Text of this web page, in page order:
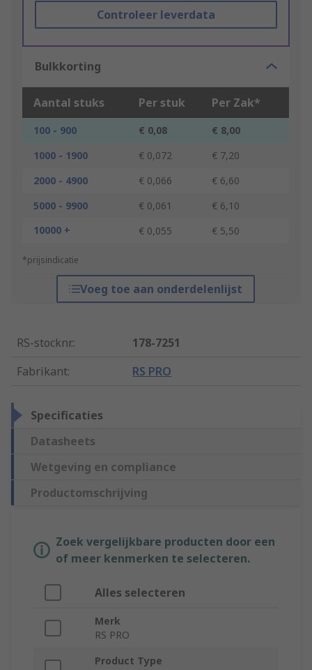
Controleer leverdata
Bulkkorting
Aantal stuks Per stuk Per Zak*
100 - 900 € 0,08
€ 8,00
1000 - 1900
€ 0,072
€ 7,20
2000 - 4900
€ 0,066
€ 6,60
5000 - 9900
€ 0,061
€ 6,10
10000 +
€ 0,055 € 5,50
*prijsindicatie
Voeg toe aan onderdelenlijst
RS-stocknr.:
178-7251
Fabrikant: RS PRO
Specificaties
Datasheets
Wetgeving en compliance
Productomschrijving
Zoek vergelijkbare producten door een
of meer kenmerken te selecteren.
Alles selecteren
Merk
RS PRO
Product Type